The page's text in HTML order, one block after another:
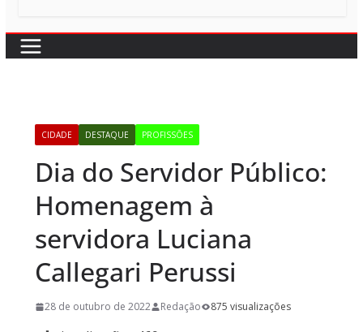
CIDADE DESTAQUE PROFISSÕES
Dia do Servidor Público:
Homenagem à
servidora Luciana
Callegari Perussi
28 de outubro de 2022 Redação 875 visualizações